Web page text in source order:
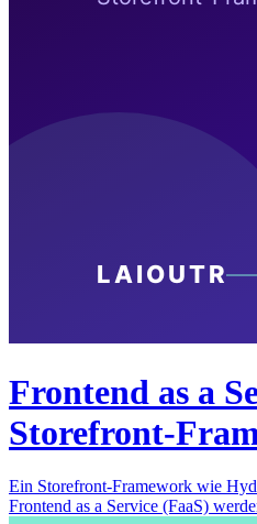
Frontend as a
Storefront-
Ein Storefront-Framework wie
Frontend as a Service (FaaS)